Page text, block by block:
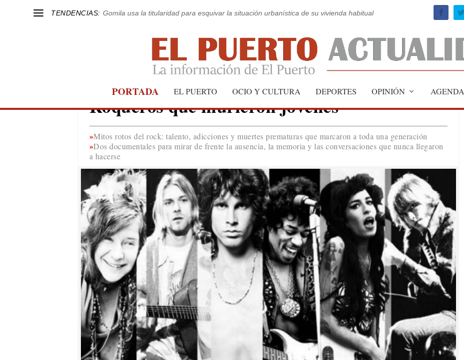
TENDENCIAS: Gomila usa la titularidad para esquivar la situación urbanística de su vivienda habitual
PORTADA EL PUERTO OCIO Y CULTURA DEPORTES OPINIÓN AGENDA
EL VAPORCITO CON EL CINE
Roqueros que murieron jóvenes
Mitos rotos del rock: talento, adicciones y muertes prematuras que marcaron a toda una generación
Dos documentales para mirar de frente la ausencia, la memoria y las conversaciones que nunca llegaron
a hacerse